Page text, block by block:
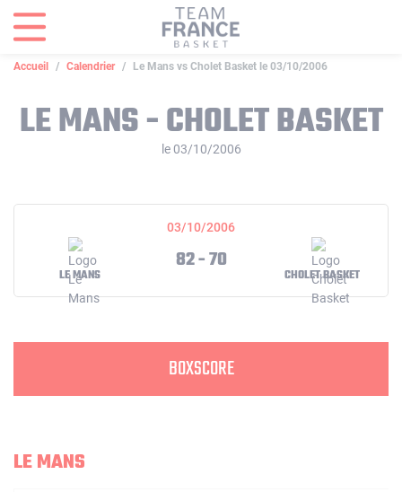
Accueil Calendrier Le Mans vs Cholet Basket le 03/10/2006
LE MANS - CHOLET BASKET
le 03/10/2006
03/10/2006
LE MANS
82 - 70
CHOLET BASKET
BOXSCORE
LE MANS
Panneau de gestion des cookies